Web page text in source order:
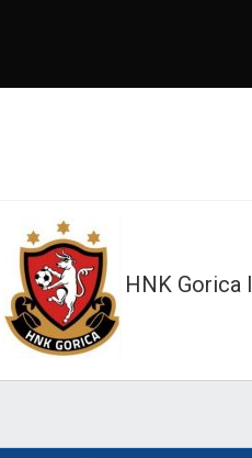
HNK Gorica I